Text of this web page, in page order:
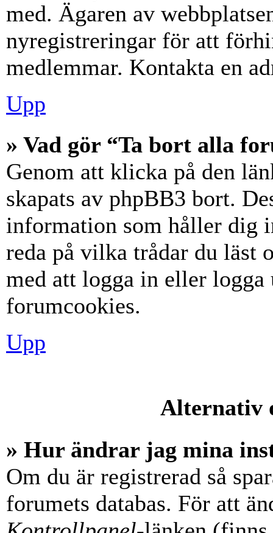
med. Ägaren av
nyregistreringar för att
medlemmar. Kontakta en
Upp
» Vad gör “Ta bort alla
Genom att klicka på den
skapats av phpBB3 bort.
information som håller dig
reda på vilka trådar du läst
med att logga in eller
forumcookies.
Upp
Alternativ
» Hur ändrar jag mina
Om du är registrerad så
forumets databas. För att